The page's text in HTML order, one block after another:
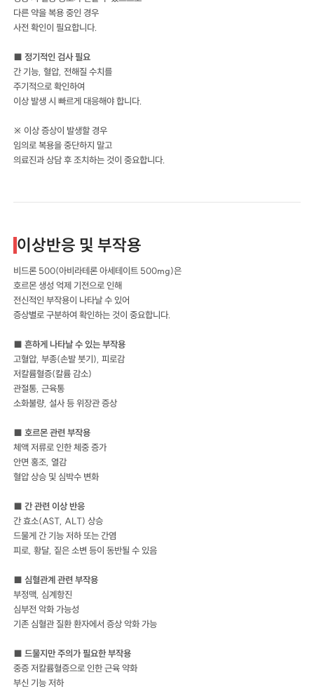
다른 약을 복용 중인 경우
사전 확인이 필요합니다.
■ 정기적인 검사 필요
간 기능, 혈압, 전해질 수치를
주기적으로 확인하여
이상 발생 시 빠르게 대응해야 합니다.
※ 이상 증상이 발생할 경우
임의로 복용을 중단하지 말고
의료진과 상담 후 조치하는 것이 중요합니다.
이상반응 및 부작용
비드론 500(아비라테론 아세테이트 500mg)은
호르몬 생성 억제 기전으로 인해
전신적인 부작용이 나타날 수 있어
증상별로 구분하여 확인하는 것이 중요합니다.
■ 흔하게 나타날 수 있는 부작용
고혈압, 부종(손발 붓기), 피로감
저칼륨혈증(칼륨 감소)
관절통, 근육통
소화불량, 설사 등 위장관 증상
■ 호르몬 관련 부작용
체액 저류로 인한 체중 증가
안면 홍조, 열감
혈압 상승 및 심박수 변화
■ 간 관련 이상 반응
간 효소(AST, ALT) 상승
드물게 간 기능 저하 또는 간염
피로, 황달, 짙은 소변 등이 동반될 수 있음
■ 심혈관계 관련 부작용
부정맥, 심계항진
심부전 악화 가능성
기존 심혈관 질환 환자에서 증상 악화 가능
■ 드물지만 주의가 필요한 부작용
중증 저칼륨혈증으로 인한 근육 약화
부신 기능 저하